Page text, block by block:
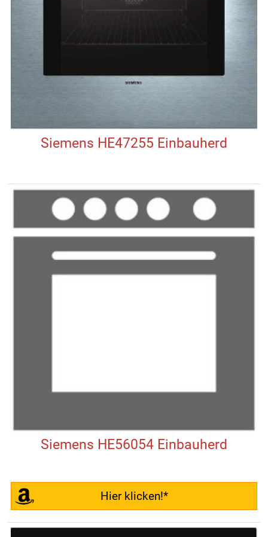
Siemens HE47255 Einbauherd
Siemens HE56054 Einbauherd
Hier klicken!*